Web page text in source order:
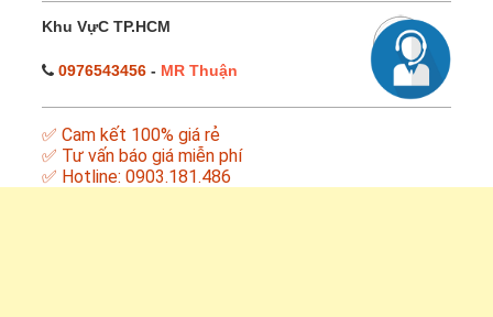
Khu VựC TP.HCM
0976543456 - MR Thuận
✅ Cam kết 100% giá rẻ
✅ Tư vấn báo giá miễn phí
✅ Hotline: 0903.181.486